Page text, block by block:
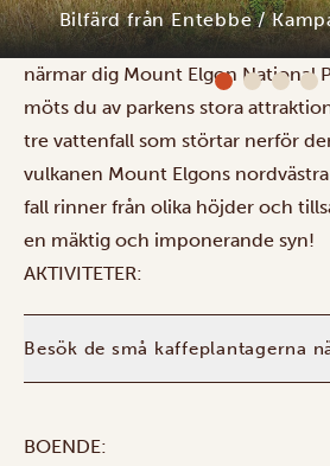
Sipi Heritage
från stadens liv och Victoriasjöns
vildare terräng och frodigt
närmar dig Mount Elgon National
möts du av parkens stora
tre vattenfall som störtar nerför
vulkanen Mount Elgons
fall rinner från olika höjder och
en mäktig och imponerande syn!
AKTIVITETER:
Besök de små kaffeplantagerna
BOENDE: